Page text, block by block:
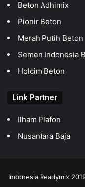
Beton Adhimix
Pionir Beton
Merah Putih Beton
Semen Indonesia
Holcim Beton
Link Partner
Ilham Plafon
Nusantara Baja
Indonesia Readymix